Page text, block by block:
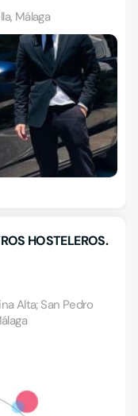
Málaga
HOSTELEROS.
Alta; San Pedro